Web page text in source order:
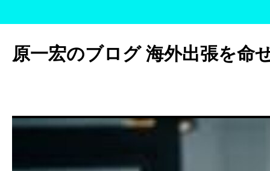
テ
ン
ッ
プ
原一宏のブログ 海外出張を命